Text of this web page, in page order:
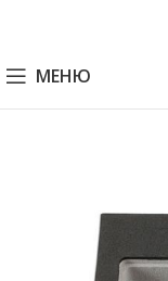
МЕНЮ